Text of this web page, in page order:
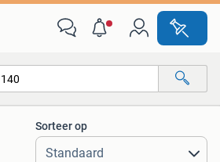
Alle afstanden…
Sorteer op